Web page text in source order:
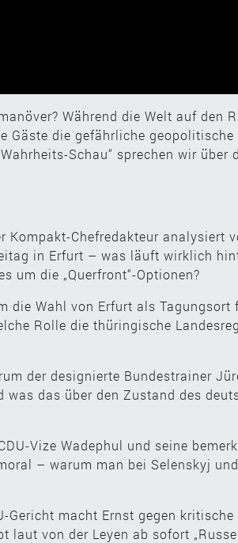
Während die Welt auf den
Gäste die gefährliche geopolitische
Schau“ sprechen wir über
Kompakt-Chefredakteur analysiert
in Erfurt – was läuft wirklich
um die „Querfront“-Optionen?
die Wahl von Erfurt als Tagungsort
Rolle die thüringische
der designierte Bundestrainer
das über den Zustand des
Vize Wadephul und seine
– warum man bei Selenskyj
Gericht macht Ernst gegen
laut von der Leyen ab sofort